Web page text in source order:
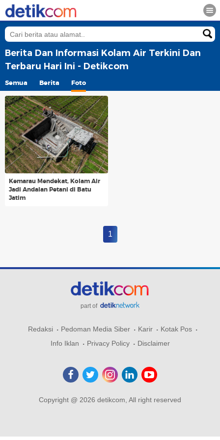
Berita Dan Informasi Kolam Air Terkini Dan
Terbaru Hari Ini - Detikcom
Semua Berita Foto
Kemarau Mendekat, Kolam Air
Jadi Andalan Petani di Batu
Jatim
1
part of
Redaksi Pedoman Media Siber Karir
Kotak Pos
Info Iklan
Privacy Policy Disclaimer
Copyright @ 2026 detikcom, All right reserved